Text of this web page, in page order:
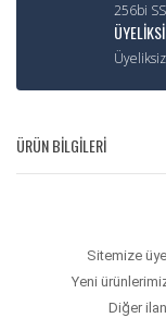
256bi
ÜRÜN BİLGİLERİ
Sitemize
Yeni
Diğer